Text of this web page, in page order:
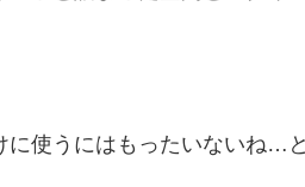
に使うにはもったいないね…と